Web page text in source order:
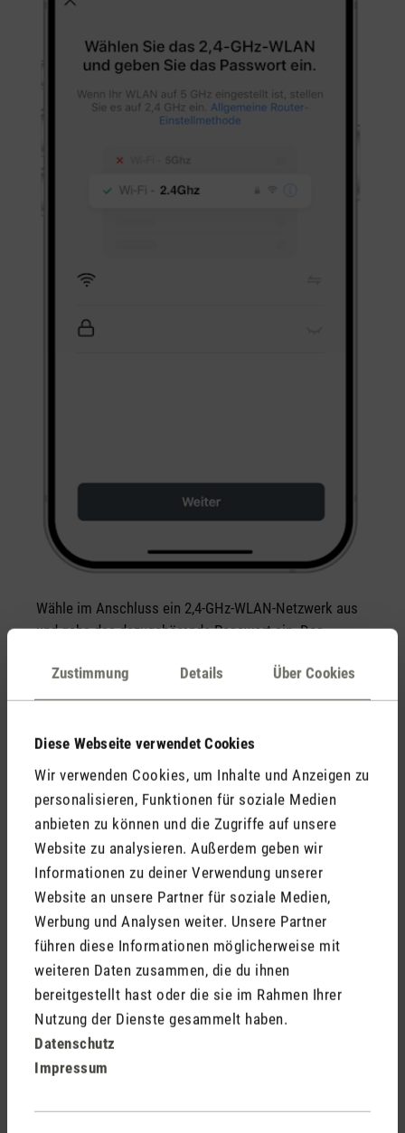
Zustimmung Details Über Cookies
Diese Webseite verwendet Cookies
Wir verwenden Cookies, um Inhalte und Anzeigen zu
personalisieren, Funktionen für soziale Medien
anbieten zu können und die Zugriffe auf unsere
Website zu analysieren. Außerdem geben wir
Informationen zu deiner Verwendung unserer
Website an unsere Partner für soziale Medien,
Werbung und Analysen weiter. Unsere Partner
führen diese Informationen möglicherweise mit
weiteren Daten zusammen, die du ihnen
bereitgestellt hast oder die sie im Rahmen Ihrer
Nutzung der Dienste gesammelt haben.
Datenschutz
Impressum
Wähle im Anschluss ein 2,4-GHz-WLAN-Netzwerk aus
und gebe das dazugehörende Passwort ein. Das
Netzwerk möglich.